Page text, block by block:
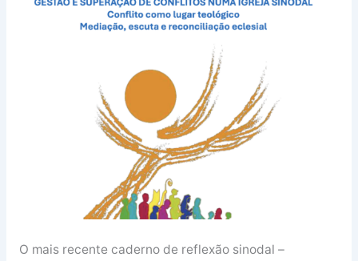
O mais recente caderno de reflexão sinodal –